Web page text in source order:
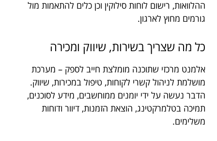
ההלוואות, רישום לוחות סילוקין וכן כלים להתאמות מול
גורמים מחוץ לארגון.
כל מה שצריך בשירות, שיווק ומכירה
אלמנט מרכזי שתוכנה מומלצת חייב לספק – מערכת
מושלמת לניהול קשרי לקוחות, טיפול במכירות, שיווק.
הדבר נעשה על ידי יומנים ממוחשבים, מידע לסוכנים,
תמיכה בטלמרקטינג, הוצאת הזמנות, דיוור ודוחות
משלימים.